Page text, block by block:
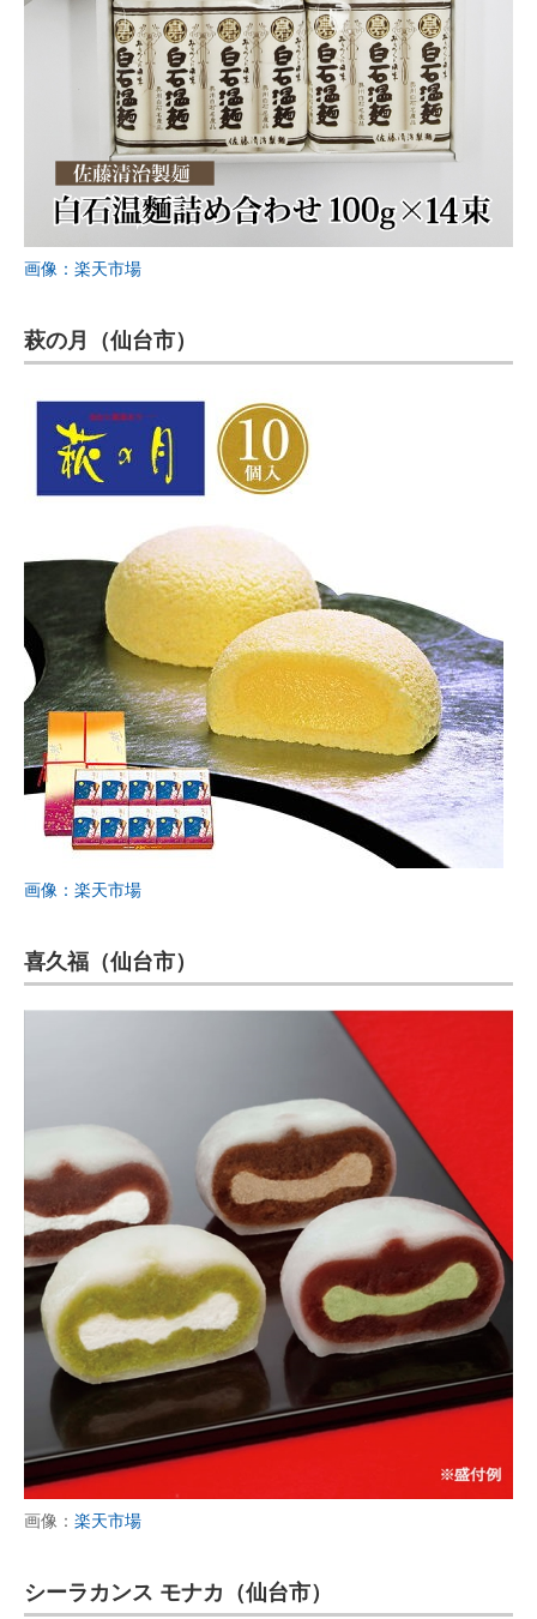
画像：楽天市場
萩の月（仙台市）
画像：楽天市場
喜久福（仙台市）
画像： 楽天市場
シーラカンス モナカ（仙台市）